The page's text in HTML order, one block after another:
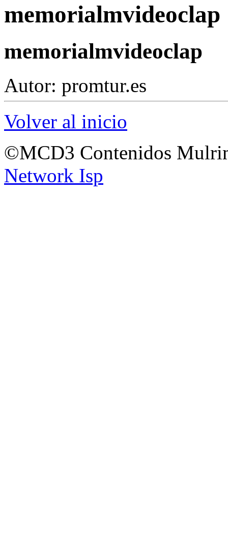
memorialmvideoclap
memorialmvideoclap
Autor: promtur.es
Volver al inicio
©MCD3 Contenidos
Network Isp